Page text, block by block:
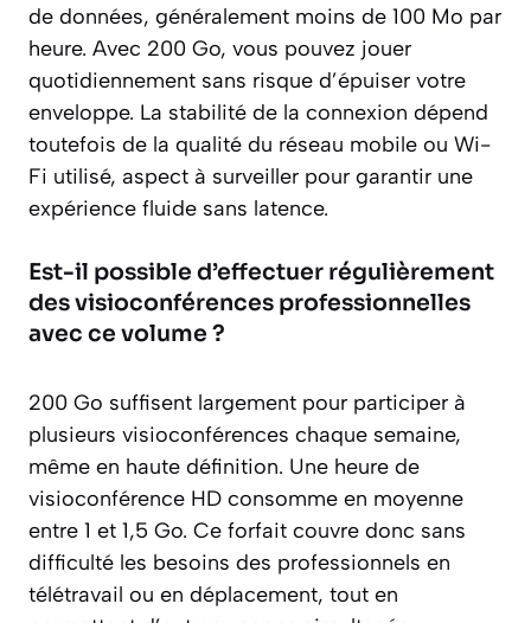
de données, généralement moins de 100 Mo par
heure. Avec 200 Go, vous pouvez jouer
quotidiennement sans risque d’épuiser votre
enveloppe. La stabilité de la connexion dépend
toutefois de la qualité du réseau mobile ou Wi-
Fi utilisé, aspect à surveiller pour garantir une
expérience fluide sans latence.
Est-il possible d’effectuer régulièrement
des visioconférences professionnelles
avec ce volume ?
200 Go suffisent largement pour participer à
plusieurs visioconférences chaque semaine,
même en haute définition. Une heure de
visioconférence HD consomme en moyenne
entre 1 et 1,5 Go. Ce forfait couvre donc sans
difficulté les besoins des professionnels en
télétravail ou en déplacement, tout en